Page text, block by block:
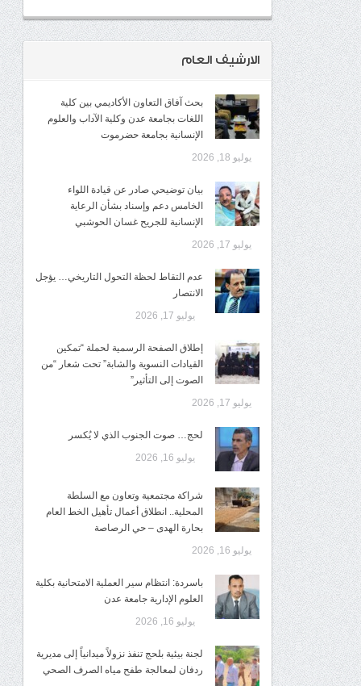
الارشيف العام
بحث آفاق التعاون الأكاديمي بين كلية
اللغات بجامعة عدن وكلية الآداب والعلوم
الإنسانية بجامعة حضرموت
يوليو 18, 2026
​بيان توضيحي صادر عن قيادة اللواء
الخامس دعم وإسناد بشأن الرعاية
الإنسانية للجريح غسان الحوشبي
يوليو 17, 2026
عدم التقاط لحظة التحول التاريخي… يؤجل
الانتصار
يوليو 17, 2026
إطلاق الصفحة الرسمية لحملة “تمكين
القيادات النسوية والشابة” تحت شعار “من
الصوت إلى التأثير”
يوليو 17, 2026
لحج… صوت الجنوب الذي لا يُكسر
يوليو 16, 2026
شراكة مجتمعية وتعاون مع السلطة
المحلية.. انطلاق أعمال تأهيل الخط العام
بحارة الهدى – حي الرصاصة
يوليو 16, 2026
باسردة: انتظام سير العملية الامتحانية بكلية
العلوم الإدارية جامعة عدن
يوليو 16, 2026
لجنة بيئية بلحج تنفذ نزولاً ميدانياً إلى مديرية
ردفان لمعالجة طفح مياه الصرف الصحي